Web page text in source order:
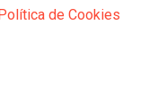
de Cookies